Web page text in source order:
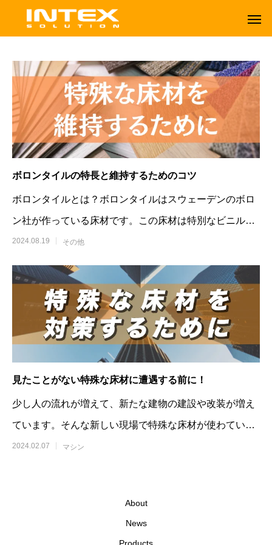
オーボット テナントフロアマシン
ボロンタイルの特長と維持するためのコツ
ボロンタイルとは？ボロンタイルはスウェーデンのボロ
ン社が作っている床材です。この床材は特別なビニルで
できていて、見た目がとてもきれいです
2024.08.19 その他
見たことがない特殊な床材に遭遇する前に！
少し人の流れが増えて、新たな建物の建設や改装が増え
ています。そんな新しい現場で特殊な床材が使わている
ことは珍しくはありません。定期的に問
2024.02.07 マシン
About
News
Products